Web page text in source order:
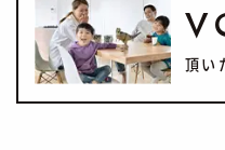
頂い